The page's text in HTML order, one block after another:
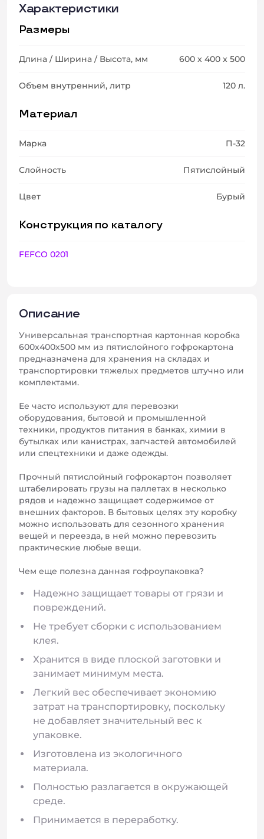
Характеристики
Размеры
Длина / Ширина / Высота, мм 600 x 400 x 500
Объем внутренний, литр 120 л.
Материал
Марка П-32
Слойность Пятислойный
Цвет Бурый
Конструкция по каталогу
FEFCO 0201
Описание
Универсальная транспортная картонная коробка
600х400х500 мм из пятислойного гофрокартона
предназначена для хранения на складах и
транспортировки тяжелых предметов штучно или
комплектами.
Ее часто используют для перевозки
оборудования, бытовой и промышленной
техники, продуктов питания в банках, химии в
бутылках или канистрах, запчастей автомобилей
или спецтехники и даже одежды.
Прочный пятислойный гофрокартон позволяет
штабелировать грузы на паллетах в несколько
рядов и надежно защищает содержимое от
внешних факторов. В бытовых целях эту коробку
можно использовать для сезонного хранения
вещей и переезда, в ней можно перевозить
практические любые вещи.
Чем еще полезна данная гофроупаковка?
Надежно защищает товары от грязи и
повреждений.
Не требует сборки с использованием
клея.
Хранится в виде плоской заготовки и
занимает минимум места.
Легкий вес обеспечивает экономию
затрат на транспортировку, поскольку
не добавляет значительный вес к
упаковке.
Изготовлена из экологичного
материала.
Полностью разлагается в окружающей
среде.
Принимается в переработку.